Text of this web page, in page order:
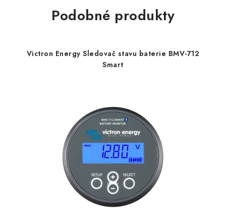
Podobné produkty
Victron Energy Sledovač stavu baterie BMV-712
Smart